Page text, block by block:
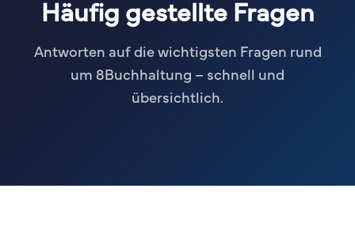
Häufig gestellte Fragen
Antworten auf die wichtigsten Fragen rund
um 8Buchhaltung – schnell und
übersichtlich.